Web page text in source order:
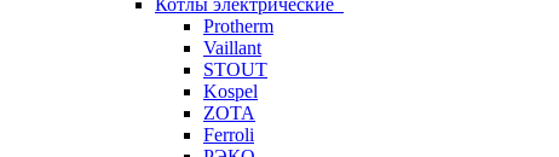
Котлы электрические
Protherm
Vaillant
STOUT
Kospel
ZOTA
Ferroli